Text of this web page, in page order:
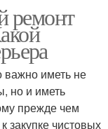
ремонт
важно иметь не
но и иметь
прежде чем
закупке чистовых